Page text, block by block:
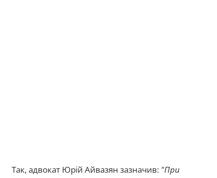
Так, адвокат Юрій Айвазян зазначив: "При